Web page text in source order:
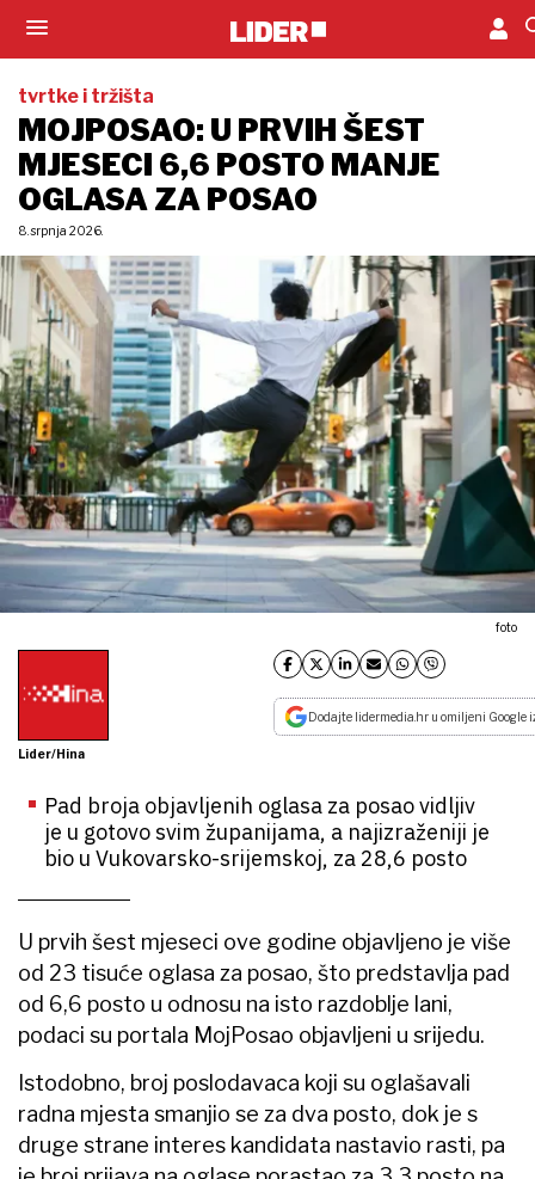
tvrtke i tržišta
MOJPOSAO: U PRVIH ŠEST
MJESECI 6,6 POSTO MANJE
OGLASA ZA POSAO
8. srpnja 2026.
foto
Lider/Hina
Dodajte lidermedia.hr u omiljeni Google
Pad broja objavljenih oglasa za posao vidljiv
je u gotovo svim županijama, a najizraženiji je
bio u Vukovarsko-srijemskoj, za 28,6 posto
U prvih šest mjeseci ove godine objavljeno je više
od 23 tisuće oglasa za posao, što predstavlja pad
od 6,6 posto u odnosu na isto razdoblje lani,
podaci su portala MojPosao objavljeni u srijedu.
Istodobno, broj poslodavaca koji su oglašavali
radna mjesta smanjio se za dva posto, dok je s
druge strane interes kandidata nastavio rasti, pa